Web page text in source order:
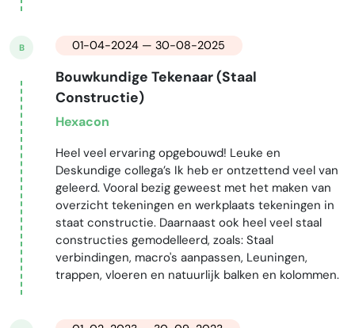
B 01-04-2024 — 30-08-2025
Bouwkundige Tekenaar (Staal
Constructie)
Hexacon
Heel veel ervaring opgebouwd! Leuke en
Deskundige collega’s Ik heb er ontzettend veel van
geleerd. Vooral bezig geweest met het maken van
overzicht tekeningen en werkplaats tekeningen in
staat constructie. Daarnaast ook heel veel staal
constructies gemodelleerd, zoals: Staal
verbindingen, macro's aanpassen, Leuningen,
trappen, vloeren en natuurlijk balken en kolommen.